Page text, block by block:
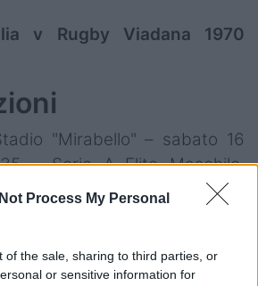
Process My Personal
of the sale, sharing to third parties, or
or sensitive information for
v Rugby Viadana 1970
"Mirabello" – sabato 16
- Serie A Elite Maschile,
– diretta Rai Sport/RaiPlay
Hugo, Casilio; Ruaro,
Sbrocco; Du Preez,